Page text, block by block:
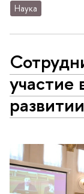
Наука
участие